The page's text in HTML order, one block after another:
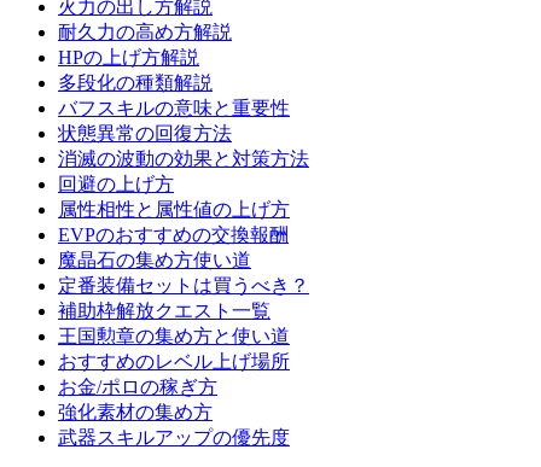
火力の出し方解説
耐久力の高め方解説
HPの上げ方解説
多段化の種類解説
バフスキルの意味と重要性
状態異常の回復方法
消滅の波動の効果と対策方法
回避の上げ方
属性相性と属性値の上げ方
EVPのおすすめの交換報酬
魔晶石の集め方使い道
定番装備セットは買うべき？
補助枠解放クエスト一覧
王国勲章の集め方と使い道
おすすめのレベル上げ場所
お金/ポロの稼ぎ方
強化素材の集め方
武器スキルアップの優先度